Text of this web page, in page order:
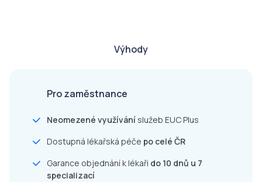
Výhody
Pro zaměstnance
Neomezené využívání služeb EUC Plus
Dostupná lékařská péče po celé ČR
Garance objednání k lékaři do 10 dnů u 7
specializací